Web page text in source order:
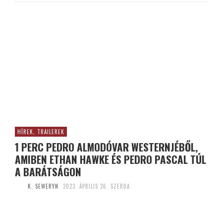
HÍREK, TRAILEREK
1 PERC PEDRO ALMODÓVAR WESTERNJÉBŐL,
AMIBEN ETHAN HAWKE ÉS PEDRO PASCAL TÚL
A BARÁTSÁGON
K. SEWERYN 2023. ÁPRILIS 26. SZERDA